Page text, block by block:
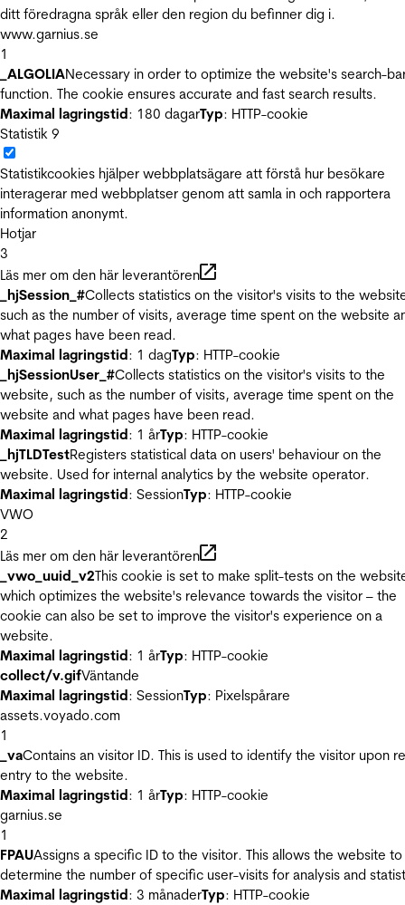
ditt föredragna språk eller den region du befinner dig i.
www.garnius.se
1
_ALGOLIANecessary in order to optimize the website's search-
function. The cookie ensures accurate and fast search results.
Maximal lagringstid: 180 dagarTyp: HTTP-cookie
Statistik 9
Statistikcookies hjälper webbplatsägare att förstå hur besökare
interagerar med webbplatser genom att samla in och rapportera
information anonymt.
Hotjar
3
Läs mer om den här leverantören
_hjSession_#Collects statistics on the visitor's visits to the
such as the number of visits, average time spent on the website
what pages have been read.
Maximal lagringstid: 1 dagTyp: HTTP-cookie
_hjSessionUser_#Collects statistics on the visitor's visits to the
website, such as the number of visits, average time spent on the
website and what pages have been read.
Maximal lagringstid: 1 årTyp: HTTP-cookie
_hjTLDTestRegisters statistical data on users' behaviour on the
website. Used for internal analytics by the website operator.
Maximal lagringstid: SessionTyp: HTTP-cookie
VWO
2
Läs mer om den här leverantören
_vwo_uuid_v2This cookie is set to make split-tests on the
which optimizes the website's relevance towards the visitor – the
cookie can also be set to improve the visitor's experience on a
website.
Maximal lagringstid: 1 årTyp: HTTP-cookie
collect/v.gifVäntande
Maximal lagringstid: SessionTyp: Pixelspårare
assets.voyado.com
1
_vaContains an visitor ID. This is used to identify the visitor upon
entry to the website.
Maximal lagringstid: 1 årTyp: HTTP-cookie
garnius.se
1
FPAUAssigns a specific ID to the visitor. This allows the website to
determine the number of specific user-visits for analysis and
Maximal lagringstid: 3 månaderTyp: HTTP-cookie